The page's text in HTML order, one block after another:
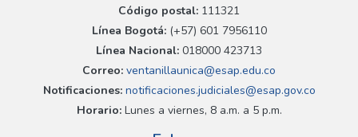
Código postal: 111321
Línea Bogotá:(+57) 601 7956110
Línea Nacional: 018000 423713
Correo: ventanillaunica@esap.edu.co
Notificaciones:notificaciones.judiciales@esap.gov.co
Horario:Lunes a viernes, 8 a.m. a 5 p.m.